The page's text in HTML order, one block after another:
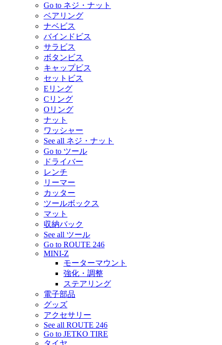
Go to ネジ・ナット
ベアリング
ナベビス
バインドビス
サラビス
ボタンビス
キャップビス
セットビス
Eリング
Cリング
Oリング
ナット
ワッシャー
See all ネジ・ナット
Go to ツール
ドライバー
レンチ
リーマー
カッター
ツールボックス
マット
収納バック
See all ツール
Go to ROUTE 246
MINI-Z
モーターマウント
強化・調整
ステアリング
電子部品
グッズ
アクセサリー
See all ROUTE 246
Go to JETKO TIRE